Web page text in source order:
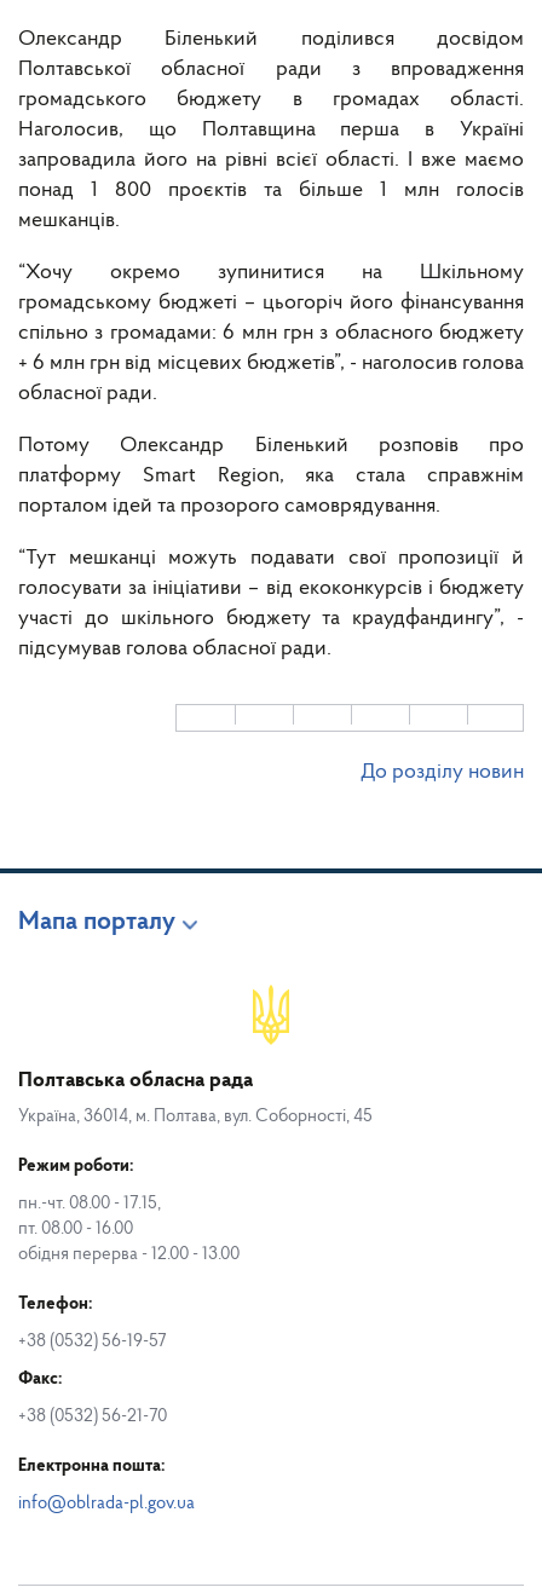
Олександр Біленький поділився досвідом
Полтавської обласної ради з впровадження
громадського бюджету в громадах області.
Наголосив, що Полтавщина перша в Україні
запровадила його на рівні всієї області. І вже маємо
понад 1 800 проєктів та більше 1 млн голосів
мешканців.
“Хочу окремо зупинитися на Шкільному
громадському бюджеті – цьогоріч його фінансування
спільно з громадами: 6 млн грн з обласного бюджету
+ 6 млн грн від місцевих бюджетів”, - наголосив голова
обласної ради.
Потому Олександр Біленький розповів про
платформу Smart Region, яка стала справжнім
порталом ідей та прозорого самоврядування.
“Тут мешканці можуть подавати свої пропозиції й
голосувати за ініціативи – від екоконкурсів і бюджету
участі до шкільного бюджету та краудфандингу”, -
підсумував голова обласної ради.
До розділу новин
Мапа порталу
Полтавська обласна рада
Україна, 36014, м. Полтава, вул. Соборності, 45
Режим роботи:
пн.-чт. 08.00 - 17.15,
пт. 08.00 - 16.00
обідня перерва - 12.00 - 13.00
Телефон:
+38 (0532) 56-19-57
Факс:
+38 (0532) 56-21-70
Електронна пошта:
info@oblrada-pl.gov.ua